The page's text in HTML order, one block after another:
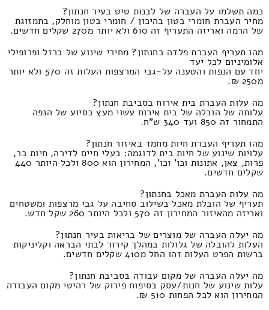
כמה תשלמו על העברה של לבנות טיט בעיר חנתון?
מחיר העברת חומרי בטון בהיכון / חומרי בטון מוחלק, בתמזוגת
של הרמה ואריזה התעריף זה 610 ולא יותר מ270 שקלים חדשים.
מהו תעריף העברת פלדה בחנתון? מחירי שינוע של ברזל ופרופילי
אלומיניום לכל יעד
יחד עם הנפות והטענה על-גבי המרצפות העלות זה 570 ולא יותר
מ250 ₪.
מה עלות העברת בית אירוח בסביבת חנתון?
עלותה של הובלה של בית אירוח עשוי מעץ בסיוע של הנפה
התמחור זה 850 ועד 340 ש"ח.
מהו תעריף העברת חיות מחמד באיזור חנתון?
עלויות שינוע של חיות בית לדוגמה: בעלי חיים לדירה, חיות בר,
פרות, צאן, אתונות וכו' וכו', המחירון הוא 800 ולכל היותר 440
שקלים חדשים.
מה עלות העברת מאכל בחנתון?
תעריף של הובלת מאכל בשילוב סחיבה על גבי מרצפות ומשטחים
ואריזה מהאיזור המחירון זה 570 ולכל היותר 260 שקל חדש.
מה יעלה העברה של מוצרים של בריאות בעיר חנתון?
העלות להובלה של גלולות במהלך קירור לבתי הבראה וקליניקות
ברשות הפרט העלות זהו החל מ410 שקלים חדשים.
מה יעלה העברה של מקום עבודה בסביבת חנתון?
עלות שינוע של חנות/עסק בסיפוח פירוק של רהיטי מקום העבודה
המחירון הוא לכל הפחות 510 ₪.